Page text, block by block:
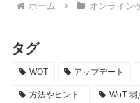
ホーム オンライン
タグ
WOT アップデート
方法やヒント WoT-弱